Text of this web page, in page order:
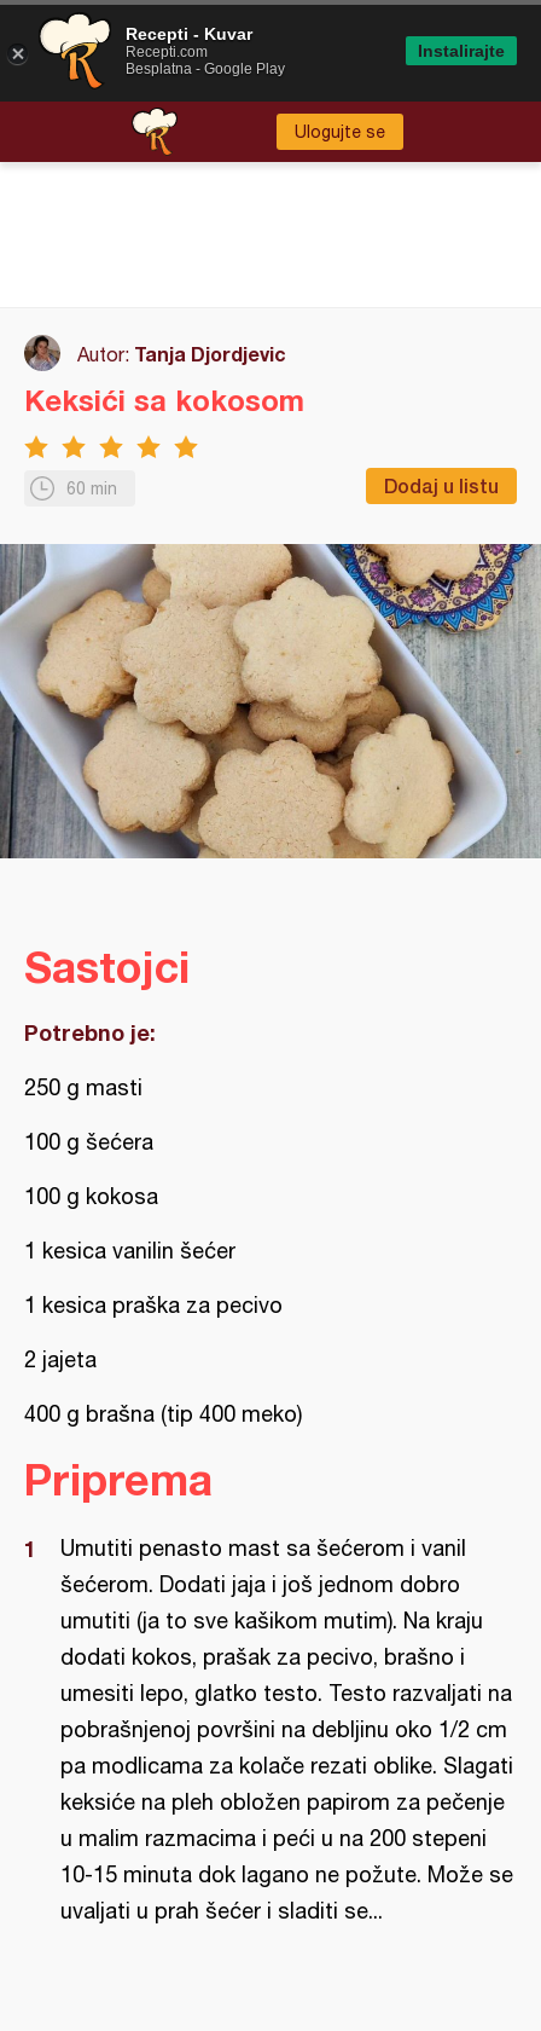
Ulogujte se
Autor: Tanja Djordjevic
60 min Dodaj u listu
Keksići sa kokosom
Sastojci
Potrebno je:
250 g masti
100 g šećera
100 g kokosa
1 kesica vanilin šećer
1 kesica praška za pecivo
2 jajeta
400 g brašna (tip 400 meko)
Priprema
Umutiti penasto mast sa šećerom i vanil
šećerom. Dodati jaja i još jednom dobro
umutiti (ja to sve kašikom mutim). Na kraju
dodati kokos, prašak za pecivo, brašno i
umesiti lepo, glatko testo. Testo razvaljati na
pobrašnjenoj površini na debljinu oko 1/2 cm
pa modlicama za kolače rezati oblike. Slagati
keksiće na pleh obložen papirom za pečenje
u malim razmacima i peći u na 200 stepeni
10-15 minuta dok lagano ne požute. Može se
uvaljati u prah šećer i sladiti se...
Recepti - Kuvar
Recepti.com
Besplatna - Google Play
Instalirajte